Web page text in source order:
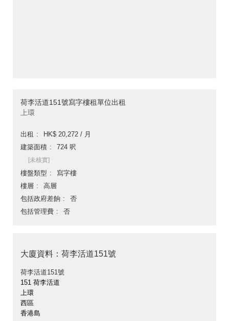
荷李活道151號寫字樓租單位出租
上環
出租
HK$ 20,272 / 月
建築面積
724 呎
[未核實]
樓盤類型
寫字樓
樓層
高層
包括政府差餉
否
包括管理費
否
大廈資料：荷李活道151號
荷李活道151號
151 荷李活道
上環
西區
香港島